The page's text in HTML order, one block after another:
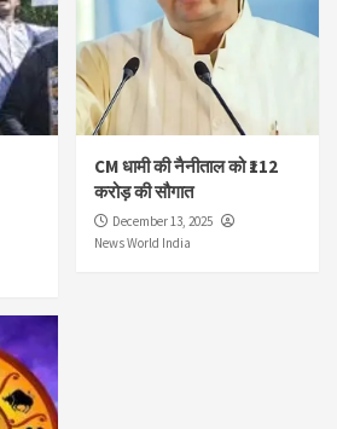
CM धामी की नैनीताल को ₹112
करोड़ की सौगात
December 13, 2025
News World India